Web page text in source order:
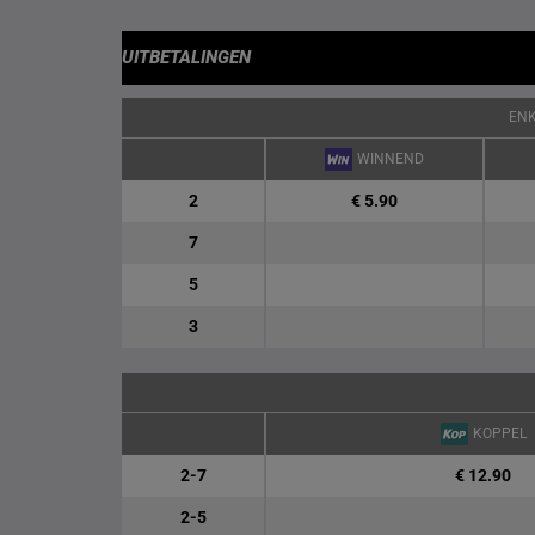
UITBETALINGEN
WINNEND
2 € 5.90
7
5
3
KOPPEL
2-7 € 12.90
2-5